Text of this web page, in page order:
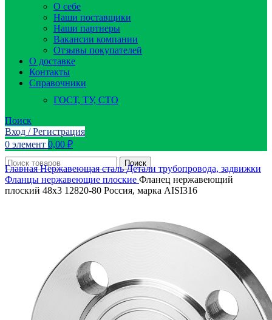
О себе
Наши поставщики
Наши партнеры
Вакансии компании
Отзывы покупателей
О доставке
Контакты
Справочники
ГОСТ, ТУ, СТО
Поиск
Вход / Регистрация
0 элемент 0,00 ₽
Поиск
ГлавнаяНержавеющая стальДетали трубопровода, задвижки
Фланцы нержавеющие плоские Фланец нержавеющий
плоский 48х3 12820-80 Россия, марка AISI316